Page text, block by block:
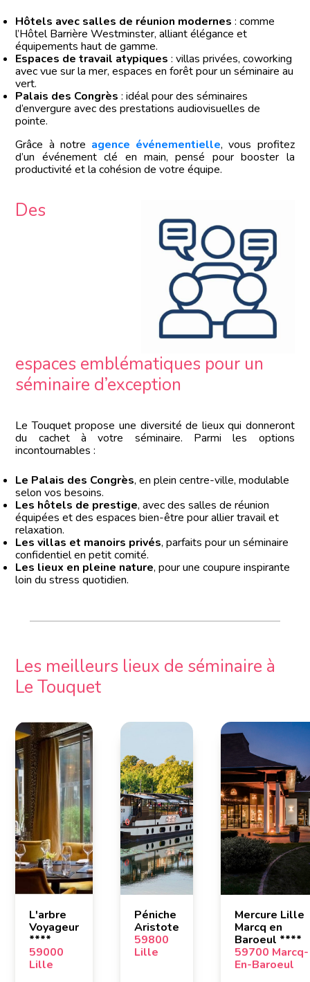
Hôtels avec salles de réunion modernes : comme
l’Hôtel Barrière Westminster, alliant élégance et
équipements haut de gamme.
Espaces de travail atypiques : villas privées, coworking
avec vue sur la mer, espaces en forêt pour un séminaire au
vert.
Palais des Congrès : idéal pour des séminaires
d’envergure avec des prestations audiovisuelles de
pointe.
Grâce à notre agence événementielle, vous profitez
d’un événement clé en main, pensé pour booster la
productivité et la cohésion de votre équipe.
Des
espaces emblématiques pour un
séminaire d’exception
Le Touquet propose une diversité de lieux qui donneront
du cachet à votre séminaire. Parmi les options
incontournables :
Le Palais des Congrès, en plein centre-ville, modulable
selon vos besoins.
Les hôtels de prestige, avec des salles de réunion
équipées et des espaces bien-être pour allier travail et
relaxation.
Les villas et manoirs privés, parfaits pour un séminaire
confidentiel en petit comité.
Les lieux en pleine nature, pour une coupure inspirante
loin du stress quotidien.
Les meilleurs lieux de séminaire à
Le Touquet
L'arbre
Voyageur
****
59000
Lille
Péniche
Aristote
59800
Lille
Mercure Lille
Marcq en
Baroeul ****
59700 Marcq-
En-Baroeul